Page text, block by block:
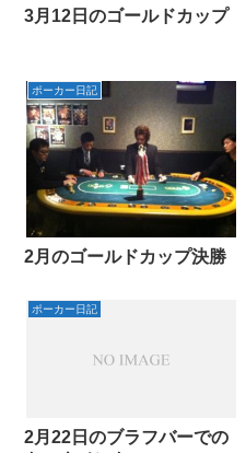
3月12日のゴールドカップ
ポーカー日記
2月のゴールドカップ決勝
ポーカー日記
2月22日のブラフバーでの